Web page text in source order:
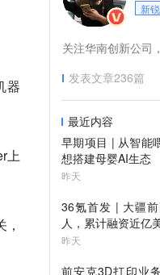
器
上
新
关注华南创新公司
发表文章236篇
最近内容
早期项目 | 从智能
想搭建母婴AI生态
昨天
36氪首发 | 大疆
人，累计融资近亿
昨天
前安克3D打印业